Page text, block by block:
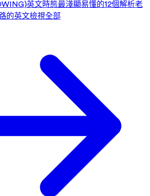
英文時態最淺顯易懂的12個解析老
的英文檢視全部